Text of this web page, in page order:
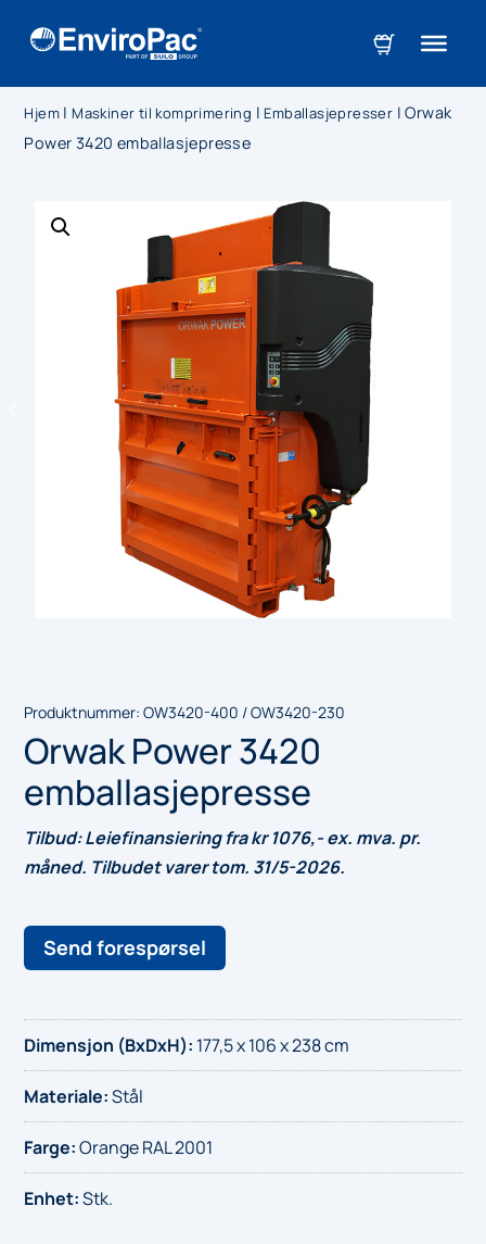
Hjem | Maskiner til komprimering | Emballasjepresser |Orwak
Power 3420 emballasjepresse
Produktnummer:OW3420-400 / OW3420-230
Orwak Power 3420
emballasjepresse
Tilbud: Leiefinansiering fra kr 1076,- ex. mva. pr.
måned. Tilbudet varer tom. 31/5-2026.
Send forespørsel
Dimensjon (BxDxH): 177,5 x 106 x 238 cm
Materiale:Stål
Farge:Orange RAL 2001
Enhet:Stk.